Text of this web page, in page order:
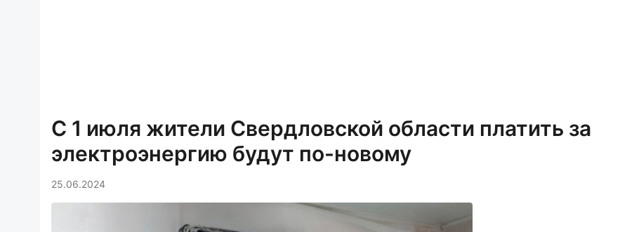
С 1 июля жители Свердловской области платить за
электроэнергию будут по-новому
25.06.2024